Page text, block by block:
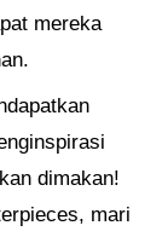
mereka
dimakan!
mari